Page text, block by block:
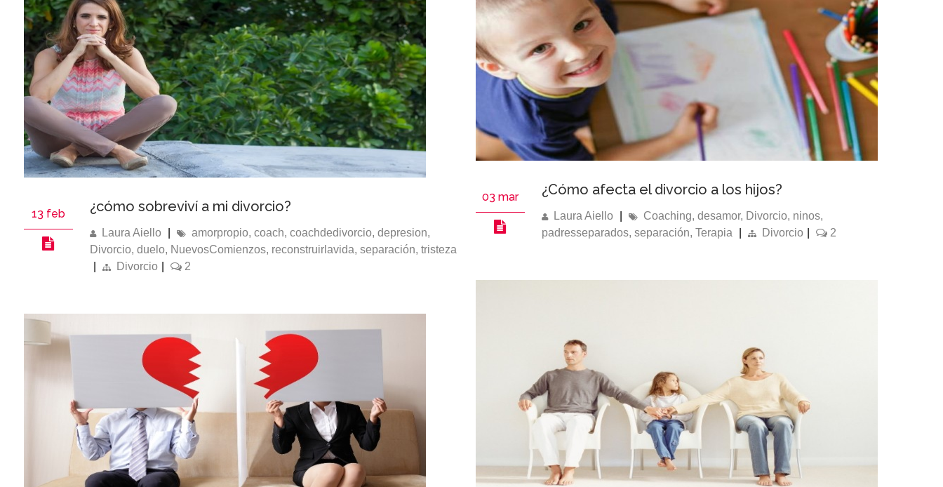
03 mar ¿Cómo afecta el divorcio a los hijos?
Laura Aiello Coaching, desamor, Divorcio, ninos,
padresseparados, separación, Terapia Divorcio 2
13 feb ¿cómo sobreviví a mi divorcio?
Laura Aiello amorpropio, coach, coachdedivorcio, depresion,
Divorcio, duelo, NuevosComienzos, reconstruirlavida, separación, tristeza
Divorcio 2